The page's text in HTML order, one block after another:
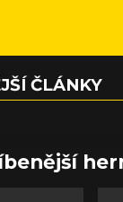
ČLÁNKY